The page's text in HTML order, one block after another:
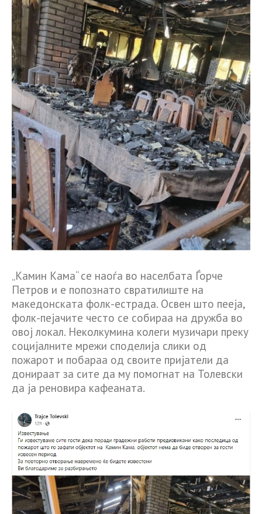
„Камин Кама“ се наоѓа во населбата Ѓорче
Петров и е попознато свратилиште на
македонската фолк-естрада. Освен што пееја,
фолк-пејачите често се собираа на дружба во
овој локал. Неколкумина колеги музичари преку
социјалните мрежи споделија слики од
пожарот и побараа од своите пријатели да
донираат за сите да му помогнат на Толевски
да ја реновира кафеаната.